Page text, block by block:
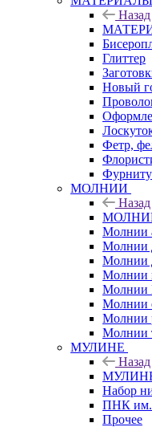
Назад
Глиттер
Новый
Фетр,
МОЛНИИ
Назад
Молнии
Молнии
Молнии
Молнии
Молнии
Молнии
Молнии
Молнии
МУЛИНЕ
Назад
Набор
ПНК
Прочее